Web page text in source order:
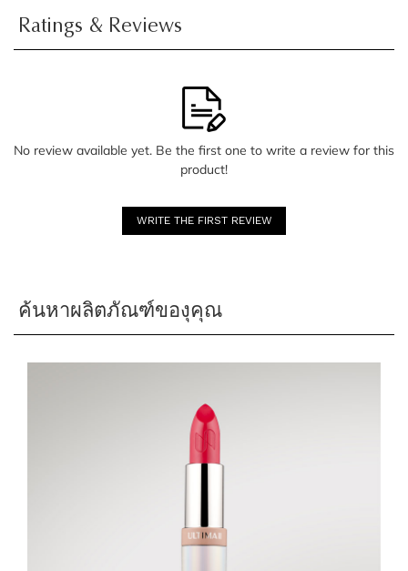
Ratings & Reviews
No review available yet. Be the first one to write a review for this
product!
WRITE THE FIRST REVIEW
ค้นหาผลิตภัณฑ์ของุคุณ